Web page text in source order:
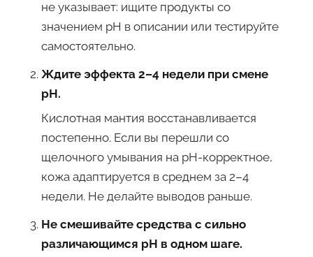
не указывает: ищите продукты со
значением pH в описании или тестируйте
самостоятельно.
Ждите эффекта 2–4 недели при смене
pH.
Кислотная мантия восстанавливается
постепенно. Если вы перешли со
щелочного умывания на pH-корректное,
кожа адаптируется в среднем за 2–4
недели. Не делайте выводов раньше.
Не смешивайте средства с сильно
различающимся pH в одном шаге.